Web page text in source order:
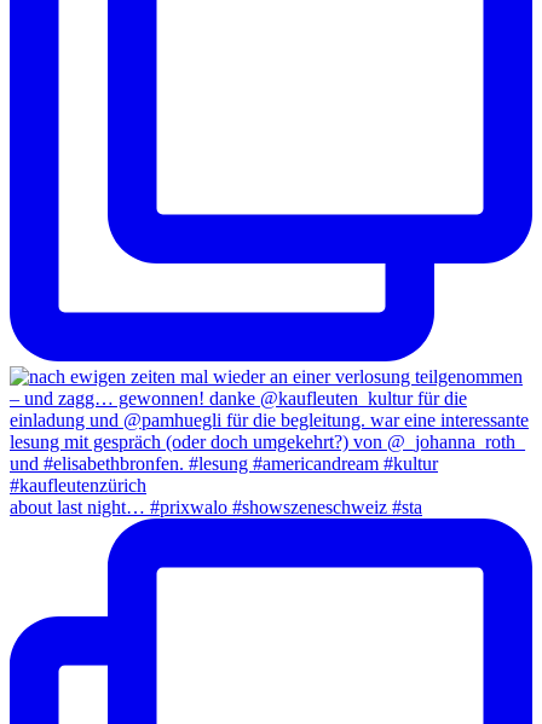
about last night… #prixwalo #showszeneschweiz #sta